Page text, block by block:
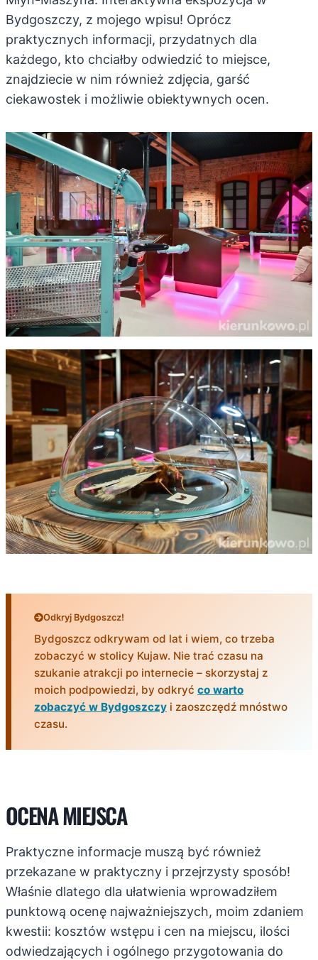
Bydgoszczy, z mojego wpisu! Oprócz
praktycznych informacji, przydatnych dla
każdego, kto chciałby odwiedzić to miejsce,
znajdziecie w nim również zdjęcia, garść
ciekawostek i możliwie obiektywnych ocen.
Odkryj Bydgoszcz!
Bydgoszcz odkrywam od lat i wiem, co trzeba
zobaczyć w stolicy Kujaw. Nie trać czasu na
szukanie atrakcji po internecie – skorzystaj z
moich podpowiedzi, by odkryć co warto
zobaczyć w Bydgoszczy i zaoszczędź mnóstwo
czasu.
OCENA MIEJSCA
Praktyczne informacje muszą być również
przekazane w praktyczny i przejrzysty sposób!
Właśnie dlatego dla ułatwienia wprowadziłem
punktową ocenę najważniejszych, moim zdaniem
kwestii: kosztów wstępu i cen na miejscu, ilości
odwiedzających i ogólnego przygotowania do